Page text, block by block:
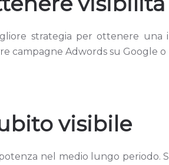
strategia per ottenere una
campagne Adwords su Google
visibile
nel medio lungo periodo.